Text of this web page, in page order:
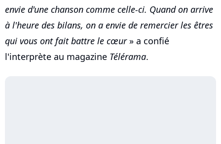
envie d'une chanson comme celle-ci. Quand on arrive
à l'heure des bilans, on a envie de remercier les êtres
qui vous ont fait battre le cœur» a confié
l'interprète au magazine Télérama.